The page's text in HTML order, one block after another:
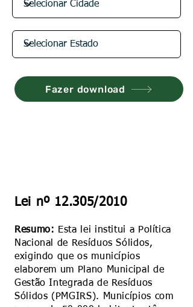
Fazer download
Lei nº 12.305/2010
Resumo: Esta lei institui a Política
Nacional de Resíduos Sólidos,
exigindo que os municípios
elaborem um Plano Municipal de
Gestão Integrada de Resíduos
Sólidos (PMGIRS). Municípios com